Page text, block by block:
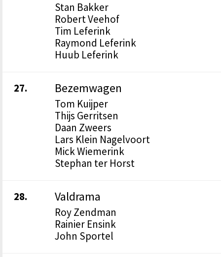
Stan Bakker
Robert Veehof
Tim Leferink
Raymond Leferink
Huub Leferink
27. Bezemwagen
Tom Kuijper
Thijs Gerritsen
Daan Zweers
Lars Klein Nagelvoort
Mick Wiemerink
Stephan ter Horst
28. Valdrama
Roy Zendman
Rainier Ensink
John Sportel